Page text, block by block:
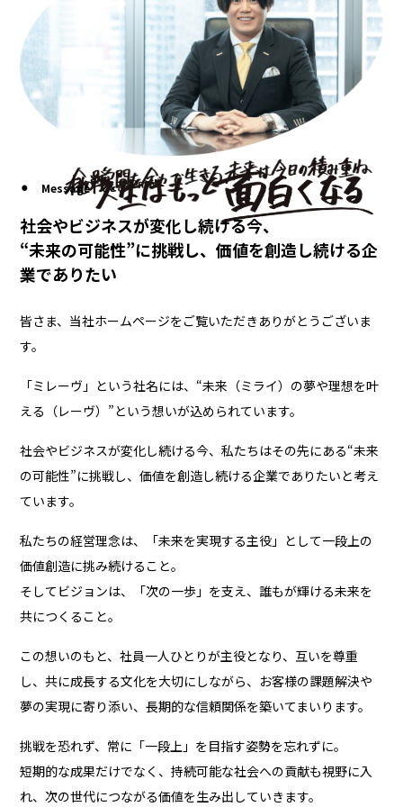
Message
社会やビジネスが変化し続ける今、
“未来の可能性”に挑戦し、価値を創造し続ける企
業でありたい
皆さま、当社ホームページをご覧いただきありがとうございま
す。
「ミレーヴ」という社名には、“未来（ミライ）の夢や理想を叶
える（レーヴ）”という想いが込められています。
社会やビジネスが変化し続ける今、私たちはその先にある“未来
の可能性”に挑戦し、価値を創造し続ける企業でありたいと考え
ています。
私たちの経営理念は、「未来を実現する主役」として一段上の
価値創造に挑み続けること。
そしてビジョンは、「次の一歩」を支え、誰もが輝ける未来を
共につくること。
この想いのもと、社員一人ひとりが主役となり、互いを尊重
し、共に成長する文化を大切にしながら、お客様の課題解決や
夢の実現に寄り添い、長期的な信頼関係を築いてまいります。
挑戦を恐れず、常に「一段上」を目指す姿勢を忘れずに。
短期的な成果だけでなく、持続可能な社会への貢献も視野に入
れ、次の世代につながる価値を生み出していきます。